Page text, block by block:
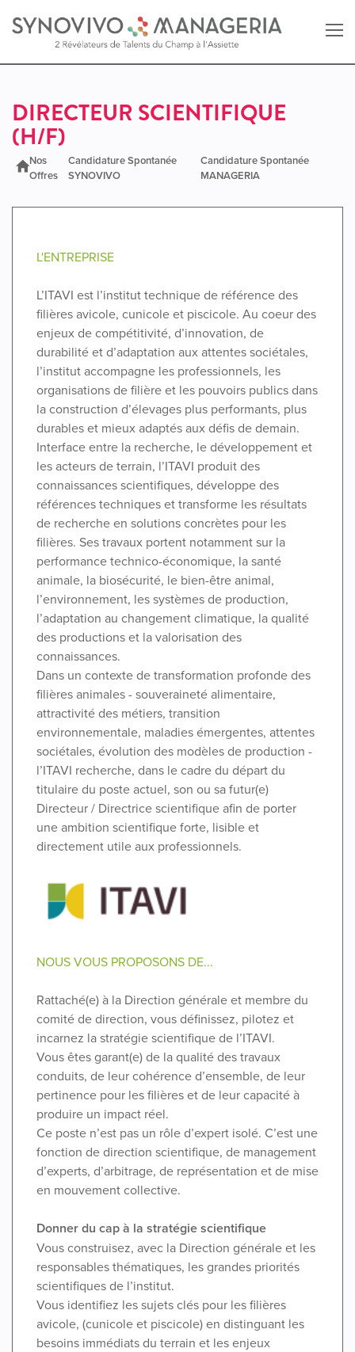
Retour au site MANAGERIA
DIRECTEUR SCIENTIFIQUE
(H/F)
Nos
Offres
Candidature Spontanée
SYNOVIVO
Candidature Spontanée
MANAGERIA
L'ENTREPRISE
L’ITAVI est l’institut technique de référence des
filières avicole, cunicole et piscicole. Au coeur des
enjeux de compétitivité, d’innovation, de
durabilité et d’adaptation aux attentes sociétales,
l’institut accompagne les professionnels, les
organisations de filière et les pouvoirs publics dans
la construction d’élevages plus performants, plus
durables et mieux adaptés aux défis de demain.
Interface entre la recherche, le développement et
les acteurs de terrain, l’ITAVI produit des
connaissances scientifiques, développe des
références techniques et transforme les résultats
de recherche en solutions concrètes pour les
filières. Ses travaux portent notamment sur la
performance technico-économique, la santé
animale, la biosécurité, le bien-être animal,
l’environnement, les systèmes de production,
l’adaptation au changement climatique, la qualité
des productions et la valorisation des
connaissances.
Dans un contexte de transformation profonde des
filières animales - souveraineté alimentaire,
attractivité des métiers, transition
environnementale, maladies émergentes, attentes
sociétales, évolution des modèles de production -
l’ITAVI recherche, dans le cadre du départ du
titulaire du poste actuel, son ou sa futur(e)
Directeur / Directrice scientifique afin de porter
une ambition scientifique forte, lisible et
directement utile aux professionnels.
NOUS VOUS PROPOSONS DE...
Rattaché(e) à la Direction générale et membre du
comité de direction, vous définissez, pilotez et
incarnez la stratégie scientifique de l’ITAVI.
Vous êtes garant(e) de la qualité des travaux
conduits, de leur cohérence d’ensemble, de leur
pertinence pour les filières et de leur capacité à
produire un impact réel.
Ce poste n’est pas un rôle d’expert isolé. C’est une
fonction de direction scientifique, de management
d’experts, d’arbitrage, de représentation et de mise
en mouvement collective.
Donner du cap à la stratégie scientifique
Vous construisez, avec la Direction générale et les
responsables thématiques, les grandes priorités
scientifiques de l’institut.
Vous identifiez les sujets clés pour les filières
avicole, (cunicole et piscicole) en distinguant les
besoins immédiats du terrain et les enjeux